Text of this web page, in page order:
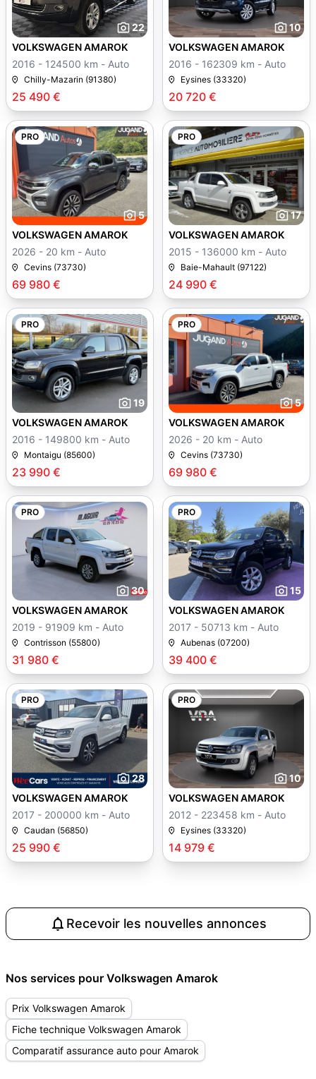
22
25 490 €
VOLKSWAGEN AMAROK
2016 - 124500 km - Auto
Chilly-Mazarin (91380)
10
20 720 €
VOLKSWAGEN AMAROK
2016 - 162309 km - Auto
Eysines (33320)
PRO
5
69 980 €
VOLKSWAGEN AMAROK
2026 - 20 km - Auto
Cevins (73730)
PRO
17
24 990 €
VOLKSWAGEN AMAROK
2015 - 136000 km - Auto
Baie-Mahault (97122)
PRO
19
23 990 €
VOLKSWAGEN AMAROK
2016 - 149800 km - Auto
Montaigu (85600)
PRO
5
69 980 €
VOLKSWAGEN AMAROK
2026 - 20 km - Auto
Cevins (73730)
PRO
30
31 980 €
VOLKSWAGEN AMAROK
2019 - 91909 km - Auto
Contrisson (55800)
PRO
15
39 400 €
VOLKSWAGEN AMAROK
2017 - 50713 km - Auto
Aubenas (07200)
PRO
28
25 990 €
VOLKSWAGEN AMAROK
2017 - 200000 km - Auto
Caudan (56850)
PRO
10
14 979 €
VOLKSWAGEN AMAROK
2012 - 223458 km - Auto
Eysines (33320)
Recevoir les nouvelles annonces
Nos services pour Volkswagen Amarok
Prix Volkswagen Amarok
Fiche technique Volkswagen Amarok
Comparatif assurance auto pour Amarok